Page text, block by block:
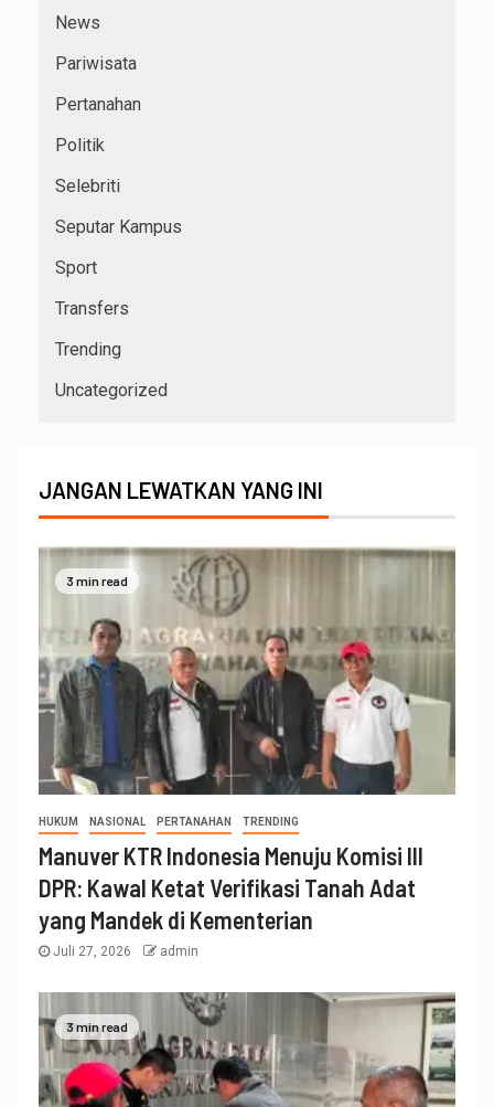
News
Pariwisata
Pertanahan
Politik
Selebriti
Seputar Kampus
Sport
Transfers
Trending
Uncategorized
JANGAN LEWATKAN YANG INI
3 min read
HUKUM NASIONAL PERTANAHAN TRENDING
Manuver KTR Indonesia Menuju Komisi III
DPR: Kawal Ketat Verifikasi Tanah Adat
yang Mandek di Kementerian
Juli 27, 2026 admin
3 min read